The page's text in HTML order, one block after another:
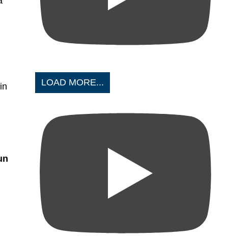
LOAD MORE...